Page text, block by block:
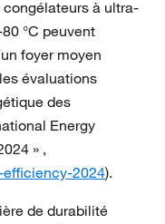
à ultra-
°C peuvent
foyer moyen
évaluations
des
Energy
» ,
efficiency-2024).
de durabilité